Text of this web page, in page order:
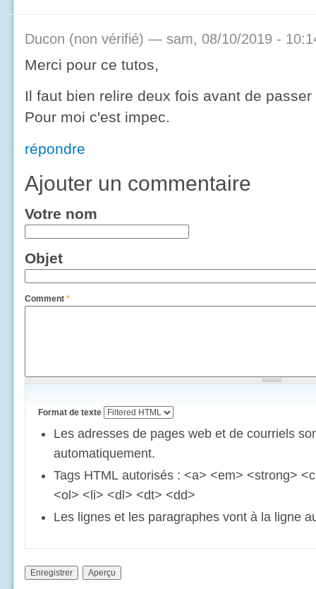
Ducon (non vérifié) — sam, 08/10/2019 -
Merci pour ce tutos,
Il faut bien relire deux fois avant de
Pour moi c'est impec.
répondre
Ajouter un commentaire
Votre nom
Objet
Comment *
Format de texte
Les adresses de pages web et de courriels
automatiquement.
Tags HTML autorisés : <a> <em> <strong>
<ol> <li> <dl> <dt> <dd>
Les lignes et les paragraphes vont à la ligne